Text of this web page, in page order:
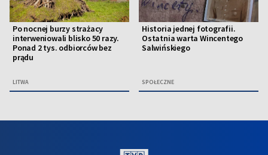
Po nocnej burzy strażacy
interweniowali blisko 50 razy.
Ponad 2 tys. odbiorców bez
prądu
LITWA
Historia jednej fotografii.
Ostatnia warta Wincentego
Salwińskiego
SPOŁECZNE